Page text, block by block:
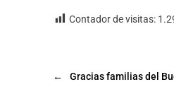
Contador de visitas:
← Gracias familias del